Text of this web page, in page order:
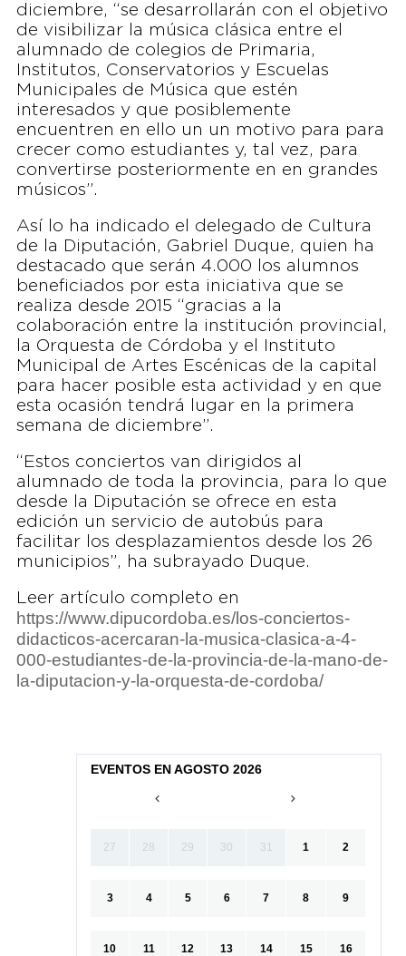
diciembre, “se desarrollarán con el objetivo
de visibilizar la música clásica entre el
alumnado de colegios de Primaria,
Institutos, Conservatorios y Escuelas
Municipales de Música que estén
interesados y que posiblemente
encuentren en ello un un motivo para para
crecer como estudiantes y, tal vez, para
convertirse posteriormente en en grandes
músicos”.
Así lo ha indicado el delegado de Cultura
de la Diputación, Gabriel Duque, quien ha
destacado que serán 4.000 los alumnos
beneficiados por esta iniciativa que se
realiza desde 2015 “gracias a la
colaboración entre la institución provincial,
la Orquesta de Córdoba y el Instituto
Municipal de Artes Escénicas de la capital
para hacer posible esta actividad y en que
esta ocasión tendrá lugar en la primera
semana de diciembre”.
“Estos conciertos van dirigidos al
alumnado de toda la provincia, para lo que
desde la Diputación se ofrece en esta
edición un servicio de autobús para
facilitar los desplazamientos desde los 26
municipios”, ha subrayado Duque.
Leer artículo completo en
https://www.dipucordoba.es/los-conciertos-
didacticos-acercaran-la-musica-clasica-a-4-
000-estudiantes-de-la-provincia-de-la-mano-de-
la-diputacion-y-la-orquesta-de-cordoba/
EVENTOS EN AGOSTO 2026
27 28 29 30 31 1 2
3 4 5 6 7 8 9
10 11 12 13 14 15 16